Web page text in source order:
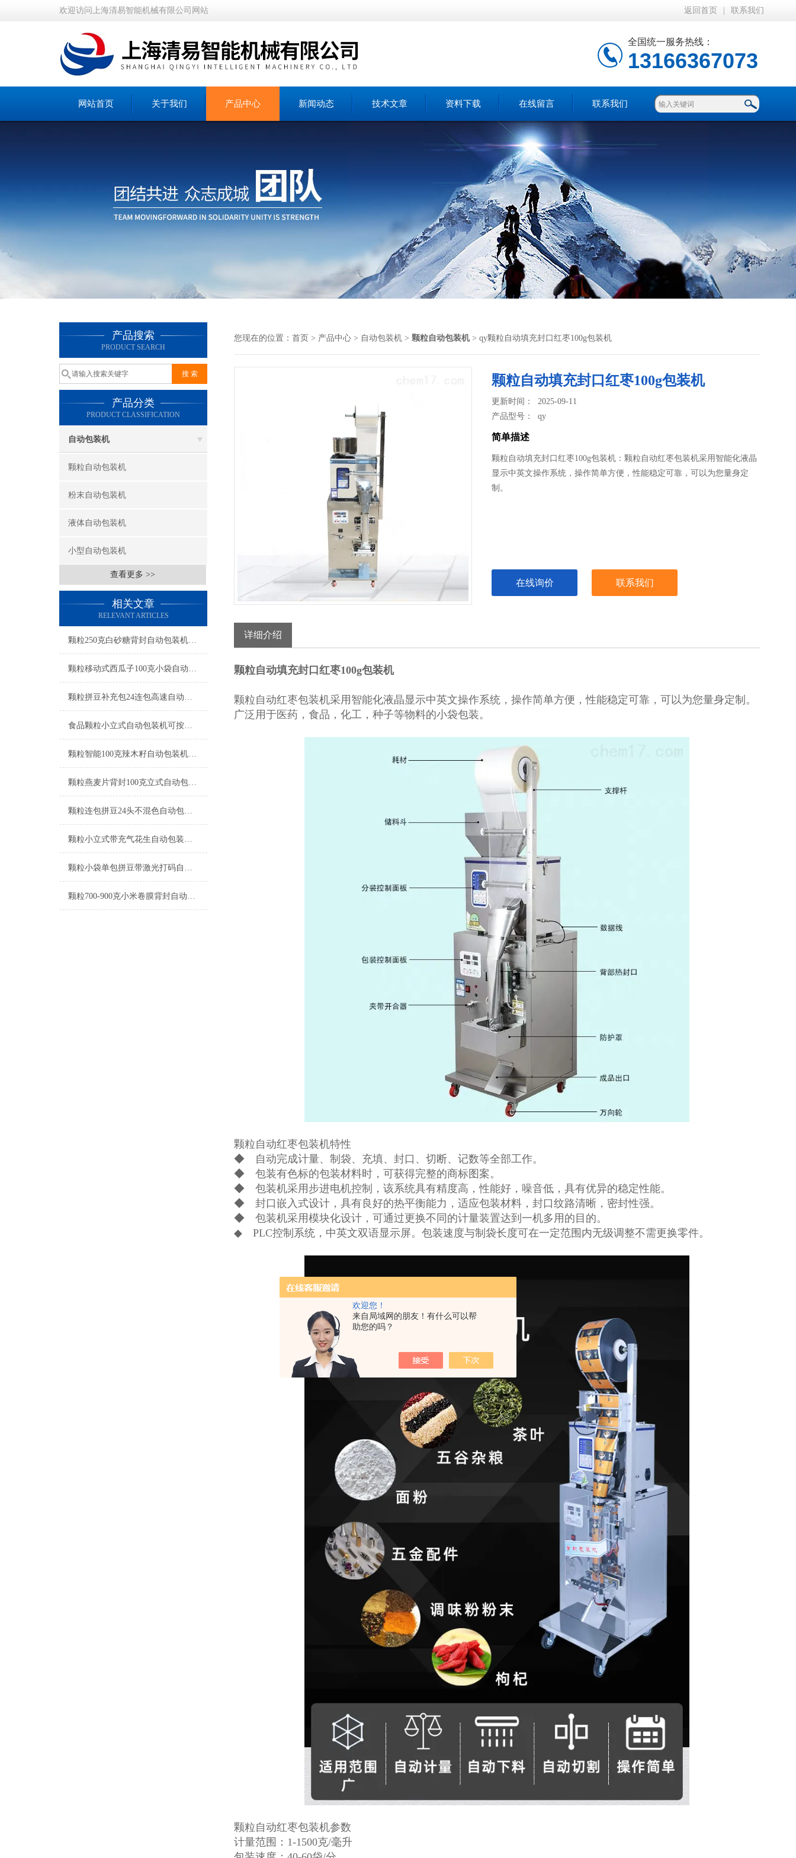
欢迎您！
来自局域网的朋友！有什么可以帮
助您的吗？
欢迎访问上海清易智能机械有限公司网站 返回首页 联系我们
全国统一服务热线：
13166367073
网站首页 关于我们 产品中心 新闻动态 技术文章 资料下载 在线留言 联系我们
产品搜索
PRODUCT SEARCH
产品分类
PRODUCT CLASSIFICATION
自动包装机
颗粒自动包装机
粉末自动包装机
液体自动包装机
小型自动包装机
查看更多 >>
相关文章
RELEVANT ARTICLES
颗粒250克白砂糖背封自动包装机操作简单
颗粒移动式西瓜子100克小袋自动包装机产品简介
颗粒拼豆补充包24连包高速自动包装机生产厂家
食品颗粒小立式自动包装机可按需定制
颗粒智能100克辣木籽自动包装机产品简介
颗粒燕麦片背封100克立式自动包装机工厂生产
颗粒连包拼豆24头不混色自动包装机定制
颗粒小立式带充气花生自动包装机支持定制
颗粒小袋单包拼豆带激光打码自动包装机工厂生产
颗粒700-900克小米卷膜背封自动包装机厂家
您现在的位置： 首页 > 产品中心 > 自动包装机 > 颗粒自动包装机> qy颗粒自动填充封口红枣100g包装机
颗粒自动填充封口红枣100g包装机
更新时间： 2025-09-11
产品型号：qy
简单描述
颗粒自动填充封口红枣100g包装机：颗粒自动红枣包装机​采用智能化液晶
显示中英文操作系统，操作简单方便，性能稳定可靠，可以为您量身定
制。
在线询价 联系我们
详细介绍
颗粒自动填充封口红枣100g包装机
颗粒自动红枣包装机采用智能化液晶显示中英文操作系统，操作简单方便，性能稳定可靠，可以为您量身定制。
广泛用于医药，食品，化工，种子等物料的小袋包装。
颗粒自动红枣包装机特性
◆ 自动完成计量、制袋、充填、封口、切断、记数等全部工作。
◆ 包装有色标的包装材料时，可获得完整的商标图案。
◆ 包装机采用步进电机控制，该系统具有精度高，性能好，噪音低，具有优异的稳定性能。
◆ 封口嵌入式设计，具有良好的热平衡能力，适应包装材料，封口纹路清晰，密封性强。
◆ 包装机采用模块化设计，可通过更换不同的计量装置达到一机多用的目的。
◆ PLC控制系统，中英文双语显示屏。包装速度与制袋长度可在一定范围内无级调整不需更换零件。
颗粒自动红枣包装机参数
计量范围：1-1500克/毫升